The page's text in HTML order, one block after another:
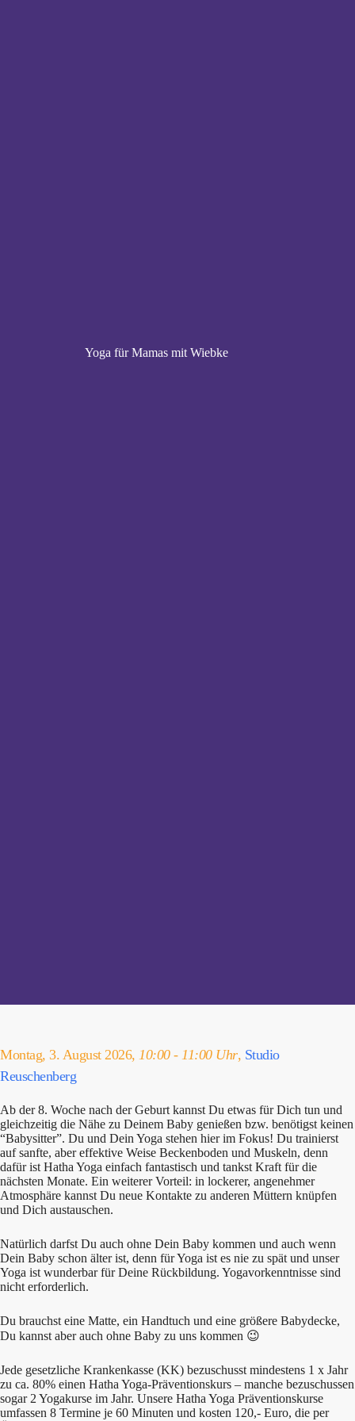
Yoga für Mamas mit Wiebke
Montag, 3. August 2026, 10:00 - 11:00 Uhr, Studio
Reuschenberg
Ab der 8. Woche nach der Geburt kannst Du etwas für Dich tun und
gleichzeitig die Nähe zu Deinem Baby genießen bzw. benötigst keinen
“Babysitter”. Du und Dein Yoga stehen hier im Fokus! Du trainierst
auf sanfte, aber effektive Weise Beckenboden und Muskeln, denn
dafür ist Hatha Yoga einfach fantastisch und tankst Kraft für die
nächsten Monate. Ein weiterer Vorteil: in lockerer, angenehmer
Atmosphäre kannst Du neue Kontakte zu anderen Müttern knüpfen
und Dich austauschen.
Natürlich darfst Du auch ohne Dein Baby kommen und auch wenn
Dein Baby schon älter ist, denn für Yoga ist es nie zu spät und unser
Yoga ist wunderbar für Deine Rückbildung. Yogavorkenntnisse sind
nicht erforderlich.
Du brauchst eine Matte, ein Handtuch und eine größere Babydecke,
Du kannst aber auch ohne Baby zu uns kommen 😉
Jede gesetzliche Krankenkasse (KK) bezuschusst mindestens 1 x Jahr
zu ca. 80% einen Hatha Yoga-Präventionskurs – manche bezuschussen
sogar 2 Yogakurse im Jahr. Unsere Hatha Yoga Präventionskurse
umfassen 8 Termine je 60 Minuten und kosten 120,- Euro, die per